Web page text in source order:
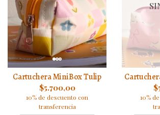
Cartuchera MiniBox Tulip
$5.700,00
10% de descuento con
transferencia
10%